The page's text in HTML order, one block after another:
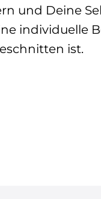
und Deine
individuelle
ist.